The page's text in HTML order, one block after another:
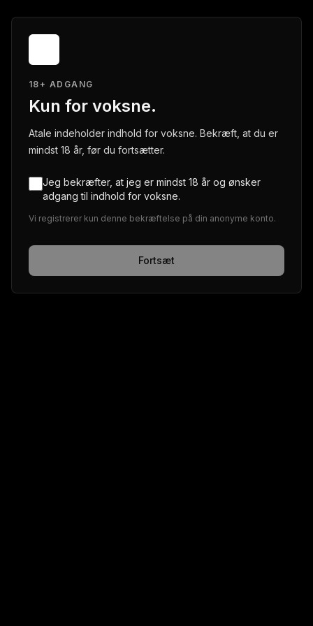
18+ ADGANG
Kun for voksne.
Atale indeholder indhold for voksne. Bekræft, at du er
mindst 18 år, før du fortsætter.
Jeg bekræfter, at jeg er mindst 18 år og ønsker
adgang til indhold for voksne.
Vi registrerer kun denne bekræftelse på din anonyme konto.
Fortsæt